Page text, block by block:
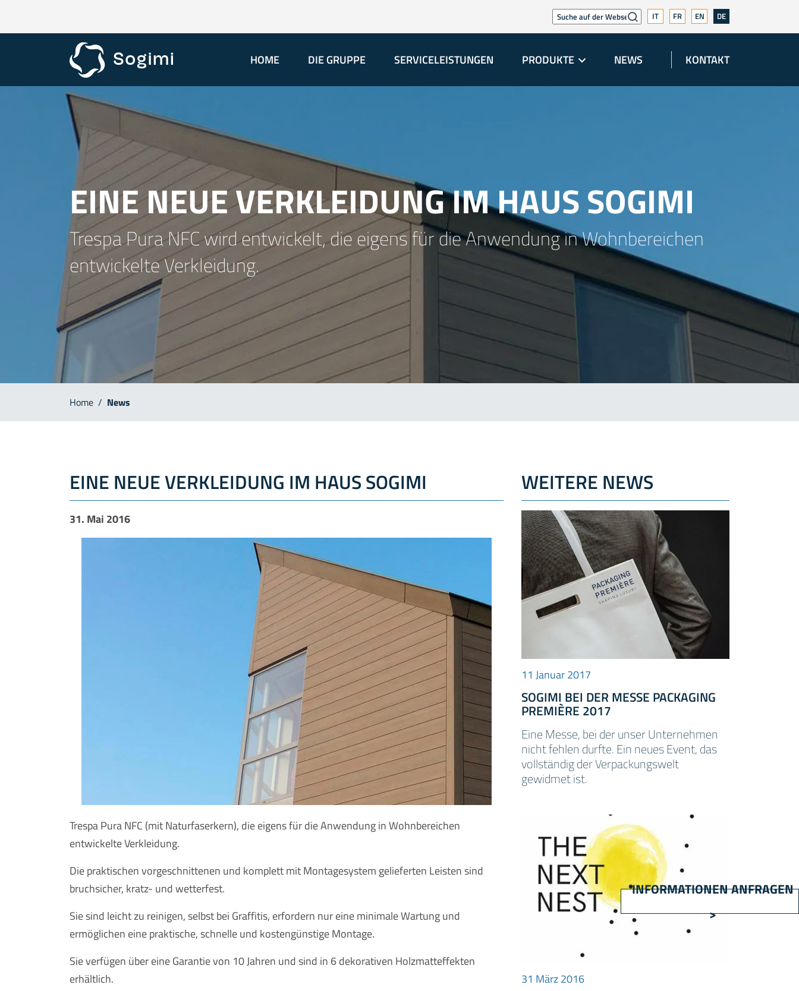
IT FR EN DE
HOME DIE GRUPPE SERVICELEISTUNGEN PRODUKTE NEWS KONTAKT
EINE NEUE VERKLEIDUNG IM HAUS SOGIMI
Trespa Pura NFC wird entwickelt, die eigens für die Anwendung in Wohnbereichen
entwickelte Verkleidung.
INFORMATIONEN ANFRAGEN
>
Home / News
EINE NEUE VERKLEIDUNG IM HAUS SOGIMI
31. Mai 2016
Trespa Pura NFC (mit Naturfaserkern), die eigens für die Anwendung in Wohnbereichen
entwickelte Verkleidung.
Die praktischen vorgeschnittenen und komplett mit Montagesystem gelieferten Leisten sind
bruchsicher, kratz- und wetterfest.
Sie sind leicht zu reinigen, selbst bei Graffitis, erfordern nur eine minimale Wartung und
ermöglichen eine praktische, schnelle und kostengünstige Montage.
Sie verfügen über eine Garantie von 10 Jahren und sind in 6 dekorativen Holzmatteffekten
erhältlich.
WEITERE NEWS
11 Januar 2017
SOGIMI BEI DER MESSE PACKAGING
PREMIÈRE 2017
Eine Messe, bei der unser Unternehmen
nicht fehlen durfte. Ein neues Event, das
vollständig der Verpackungswelt
gewidmet ist.
31 März 2016